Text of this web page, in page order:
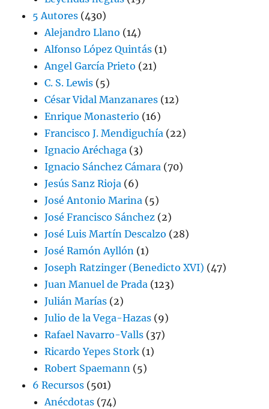
5 Autores (430)
Alejandro Llano (14)
Alfonso López Quintás (1)
Angel García Prieto (21)
C. S. Lewis (5)
César Vidal Manzanares (12)
Enrique Monasterio (16)
Francisco J. Mendiguchía (22)
Ignacio Aréchaga (3)
Ignacio Sánchez Cámara (70)
Jesús Sanz Rioja (6)
José Antonio Marina (5)
José Francisco Sánchez (2)
José Luis Martín Descalzo (28)
José Ramón Ayllón (1)
Joseph Ratzinger (Benedicto XVI) (47)
Juan Manuel de Prada (123)
Julián Marías (2)
Julio de la Vega-Hazas (9)
Rafael Navarro-Valls (37)
Ricardo Yepes Stork (1)
Robert Spaemann (5)
6 Recursos (501)
Anécdotas (74)